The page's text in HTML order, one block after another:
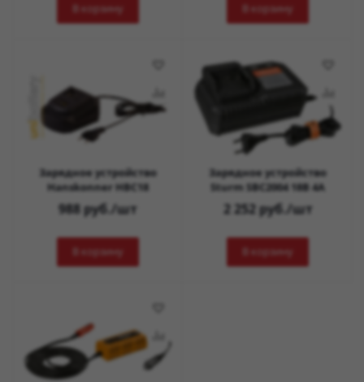
В корзину В корзину
Зарядное устройство
Hanskonner HBC18
988 руб./шт
В корзину
Зарядное устройство
Sturm SBC2004 18В 4А
2 252 руб./шт
В корзину